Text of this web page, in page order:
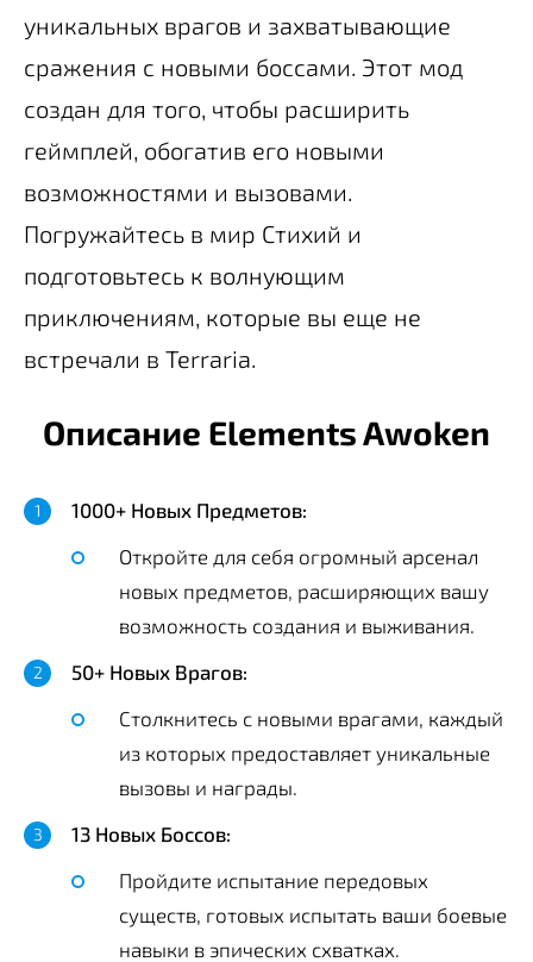
уникальных врагов и захватывающие
сражения с новыми боссами. Этот мод
создан для того, чтобы расширить
геймплей, обогатив его новыми
возможностями и вызовами.
Погружайтесь в мир Стихий и
подготовьтесь к волнующим
приключениям, которые вы еще не
встречали в Terraria.
Описание Elements Awoken
1000+ Новых Предметов:
Откройте для себя огромный арсенал
новых предметов, расширяющих вашу
возможность создания и выживания.
50+ Новых Врагов:
Столкнитесь с новыми врагами, каждый
из которых предоставляет уникальные
вызовы и награды.
13 Новых Боссов:
Пройдите испытание передовых
существ, готовых испытать ваши боевые
навыки в эпических схватках.